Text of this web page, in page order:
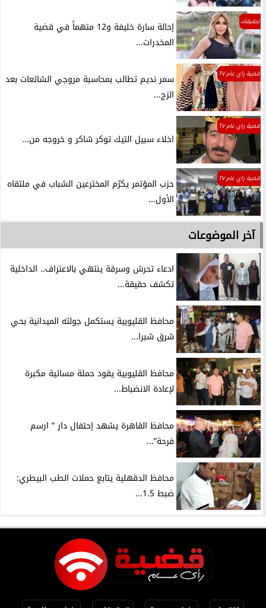
تحقيقات
إحالة سارة خليفة و12 متهماً في قضية
المخدرات...
قضية راي عام TV
سمر نديم تطالب بمحاسبة مروجي الشائعات بعد
الزج...
قضية راي عام TV
اخلاء سبيل التيك توكر شاكر و خروجه من...
قضية راي عام TV
حزب المؤتمر يكرّم المخترعين الشباب في ملتقاه
الأول...
آخر الموضوعات
ادعاء تحرش وسرقة ينتهي بالاعتراف.. الداخلية
تكشف حقيقة...
محافظ القليوبية يستكمل جولته الميدانية بحي
شرق شبرا...
محافظ القليوبية يقود حملة مسائية مكبرة
لإعادة الانضباط...
محافظ القاهرة يشهد إحتفال دار ” ارسم
فرحة”...
محافظ الدقهلية يتابع حملات الطب البيطري:
ضبط 1.5...